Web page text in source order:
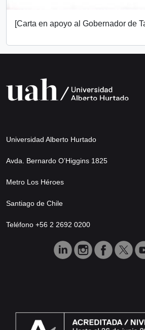
[Carta en apoyo al Gobernador de
Universidad Alberto Hurtado
Avda. Bernardo O’Higgins 1825
Metro Los Héroes
Santiago de Chile
Teléfono +56 2 2692 0200